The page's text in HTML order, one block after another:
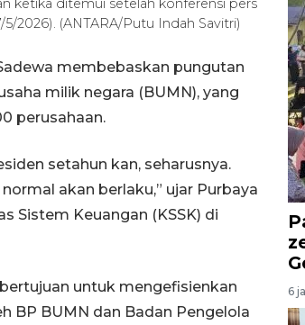
ketika ditemui setelah konferensi pers
2026). (ANTARA/Putu Indah Savitri)
membebaskan pungutan
milik negara (BUMN), yang
perusahaan.
setahun kan, seharusnya.
akan berlaku,” ujar Purbaya
Sistem Keuangan (KSSK) di
untuk mengefisienkan
BP BUMN dan Badan Pengelola
6